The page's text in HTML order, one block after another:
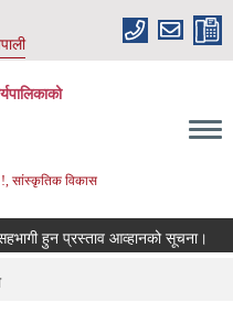
!, सांस्कृतिक विकास
हुन प्रस्ताव आव्हानको सूचना।